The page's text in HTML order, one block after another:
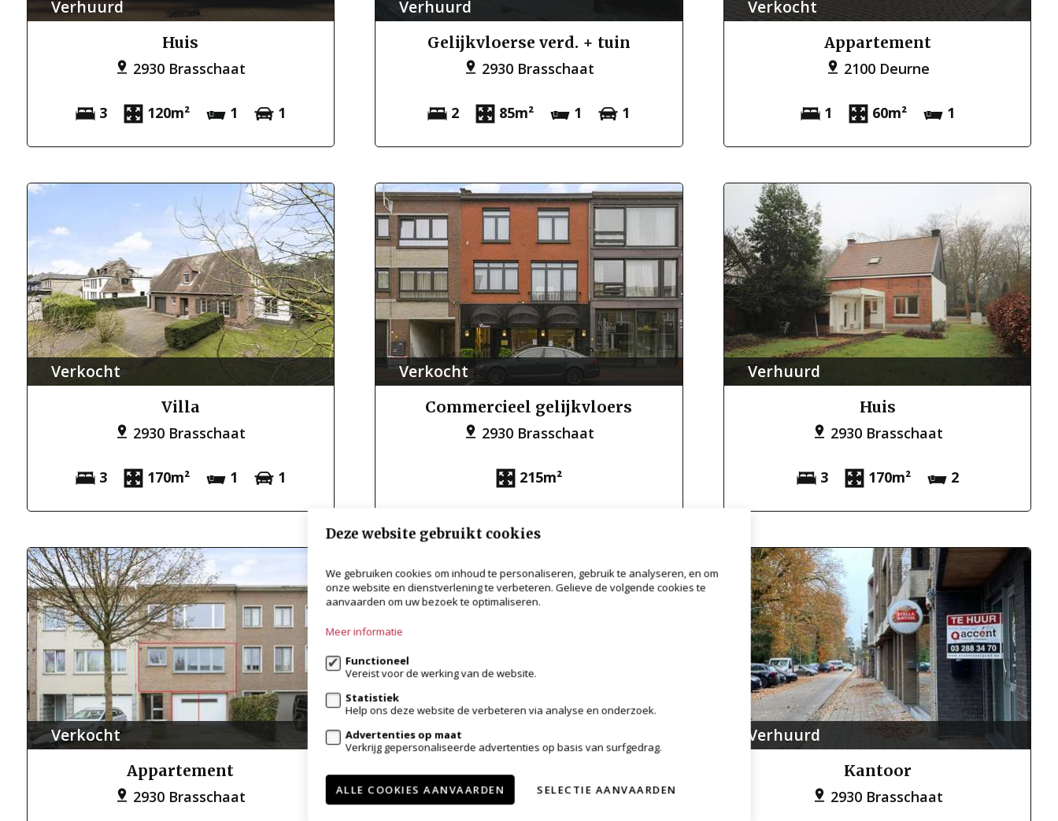
Verhuurd
Huis
2930 Brasschaat
3 120m² 1 1
Verhuurd
Gelijkvloerse verd. + tuin
2930 Brasschaat
2 85m² 1 1
Verkocht
Appartement
2100 Deurne
1 60m² 1
Verkocht
Villa
2930 Brasschaat
3 170m² 1 1
Verkocht
Commercieel gelijkvloers
2930 Brasschaat
215m²
Verhuurd
Huis
2930 Brasschaat
3 170m² 2
Verkocht
Appartement
2930 Brasschaat
Verkocht
Appartement
2930 Brasschaat
Verhuurd
Kantoor
2930 Brasschaat
Deze website gebruikt cookies
We gebruiken cookies om inhoud te personaliseren, gebruik te analyseren, en om
onze website en dienstverlening te verbeteren. Gelieve de volgende cookies te
aanvaarden om uw bezoek te optimaliseren.
Meer informatie
Functioneel
Vereist voor de werking van de website.
Statistiek
Help ons deze website de verbeteren via analyse en onderzoek.
Advertenties op maat
Verkrijg gepersonaliseerde advertenties op basis van surfgedrag.
ALLE COOKIES AANVAARDEN SELECTIE AANVAARDEN